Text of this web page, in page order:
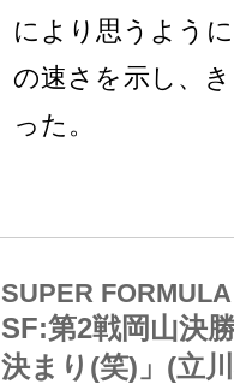
により思うよう
の速さを示し、
った。
SUPER FORMULA
SF:第2戦岡山決
決まり(笑)」(立